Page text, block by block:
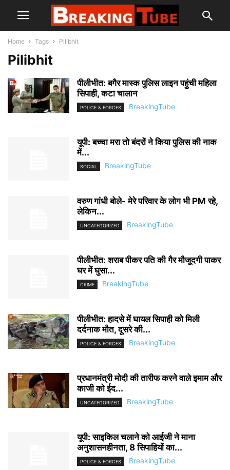
Home Tags Pilibhit
Pilibhit
पीलीभीत: बगैर मास्क पुलिस लाइन पहुंची महिला
सिपाही, कटा चालान
POLICE & FORCES BreakingTube
यूपी: बच्चा मरा तो बंदरों ने किया पुलिस की नाक
में...
SOCIAL BreakingTube
वरुण गांधी बोले- मेरे परिवार के लोग भी PM रहे,
लेकिन...
UNCATEGORIZED BreakingTube
पीलीभीत: शराब पीकर पति की गैर मौजूदगी पाकर
घर में घुसा...
CRIME BreakingTube
पीलीभीत: हादसे में घायल सिपाही को मिली
दर्दनाक मौत, दूसरे की...
POLICE & FORCES BreakingTube
प्रधानमंत्री मोदी की तारीफ करने वाले इमाम और
काजी को ईद...
UNCATEGORIZED BreakingTube
यूपी: साइकिल चलाने को आईजी ने माना
अनुशासनहीनता, 8 सिपाहियों का...
POLICE & FORCES BreakingTube